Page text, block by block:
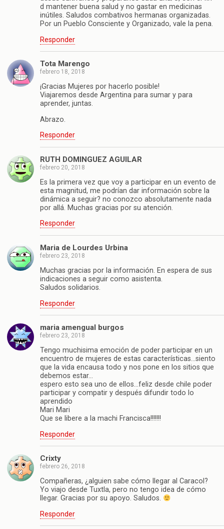
d mantener buena salud y no gastar en medicinas
inútiles. Saludos combativos hermanas organizadas.
Por un Pueblo Consciente y Organizado, vale la pena.
Responder
Tota Marengo
febrero 18, 2018
¡Gracias Mujeres por hacerlo posible!
Viajaremos desde Argentina para sumar y para
aprender, juntas.
Abrazo.
Responder
RUTH DOMINGUEZ AGUILAR
febrero 20, 2018
Es la primera vez que voy a participar en un evento de
esta magnitud, me podrían dar información sobre la
dinámica a seguir? no conozco absolutamente nada
por allá. Muchas gracias por su atención.
Responder
Maria de Lourdes Urbina
febrero 23, 2018
Muchas gracias por la información. En espera de sus
indicaciones a seguir como asistenta.
Saludos solidarios.
Responder
maria amengual burgos
febrero 23, 2018
Tengo muchisima emoción de poder participar en un
encuentro de mujeres de estas características…siento
que la vida encausa todo y nos pone en los sitios que
debemos estar…
espero esto sea uno de ellos…feliz desde chile poder
participar y compatir y después difundir todo lo
aprendido
Mari Mari
Que se libere a la machi Francisca!!!!!!!
Responder
Crixty
febrero 26, 2018
Compañeras, ¿alguien sabe cómo llegar al Caracol?
Yo viajo desde Tuxtla, pero no tengo idea de cómo
llegar. Gracias por su apoyo. Saludos.
Responder